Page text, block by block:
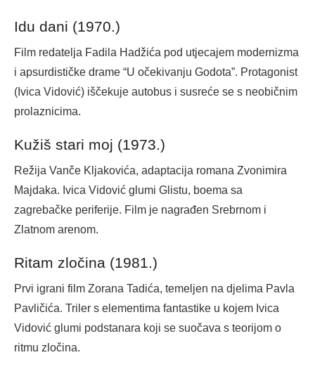
Idu dani (1970.)
Film redatelja Fadila Hadžića pod utjecajem modernizma
i apsurdističke drame “U očekivanju Godota”. Protagonist
(Ivica Vidović) iščekuje autobus i susreće se s neobičnim
prolaznicima.
Kužiš stari moj (1973.)
Režija Vanče Kljakovića, adaptacija romana Zvonimira
Majdaka. Ivica Vidović glumi Glistu, boema sa
zagrebačke periferije. Film je nagrađen Srebrnom i
Zlatnom arenom.
Ritam zločina (1981.)
Prvi igrani film Zorana Tadića, temeljen na djelima Pavla
Pavličića. Triler s elementima fantastike u kojem Ivica
Vidović glumi podstanara koji se suočava s teorijom o
ritmu zločina.